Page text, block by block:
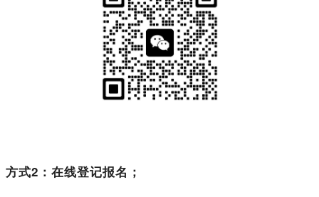
方式2：在线登记报名；